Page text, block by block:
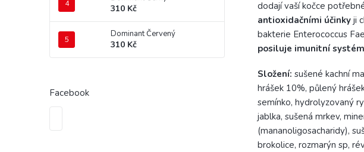
310 Kč
Dominant Červený
310 Kč
Facebook
dodají vaší kočce
antioxidačními účinky ji
bakterie Enterococcus
posiluje imunitní
Složení: sušené kachní
hrášek 10%, půlený
semínko, hydrolyzovaný
jablka, sušená mrkev,
(mananoligosacharidy),
brokolice, rozmarýn sp,